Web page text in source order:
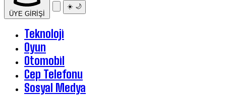
ÜYE GİRİŞİ
☀️ 🌙
Teknoloji
Oyun
Otomobil
Cep Telefonu
Sosyal Medya